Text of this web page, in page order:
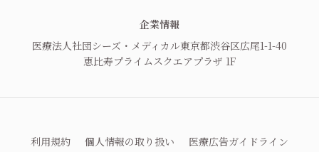
企業情報
医療法人社団シーズ・メディカル東京都渋谷区広尾1-1-40
恵比寿プライムスクエアプラザ 1F
利用規約 個人情報の取り扱い 医療広告ガイドライン